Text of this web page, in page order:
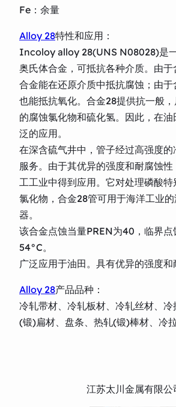
Fe：余量
Alloy 28特性和应用：
Incoloy alloy 28(UNS N08028)是
奥氏体合金，可抵抗各种介质。由
合金能在还原介质中抵抗腐蚀；由
也能抵抗氧化。合金28提供抗一般
的腐蚀氯化物和硫化氢。因此，在
泛的应用。
在深含硫气井中，管子经过高强度
服务。由于其优异的强度和耐腐蚀
工工业中得到应用。它对处理磷酸
氯化物，合金28管可用于海洋工业
器。
该合金点蚀当量PREN为40，临界点
54°C。
广泛应用于油田。具有优异的强度和
Alloy 28产品品种：
冷轧带材、冷轧板材、冷轧丝材、
(锻)扁材、盘条、热轧(锻)棒材、冷拉
江苏太川金属有限公